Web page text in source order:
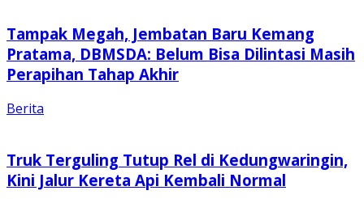
Tampak Megah, Jembatan Baru Kemang
Pratama, DBMSDA: Belum Bisa Dilintasi Masih
Perapihan Tahap Akhir
Berita
Truk Terguling Tutup Rel di Kedungwaringin,
Kini Jalur Kereta Api Kembali Normal